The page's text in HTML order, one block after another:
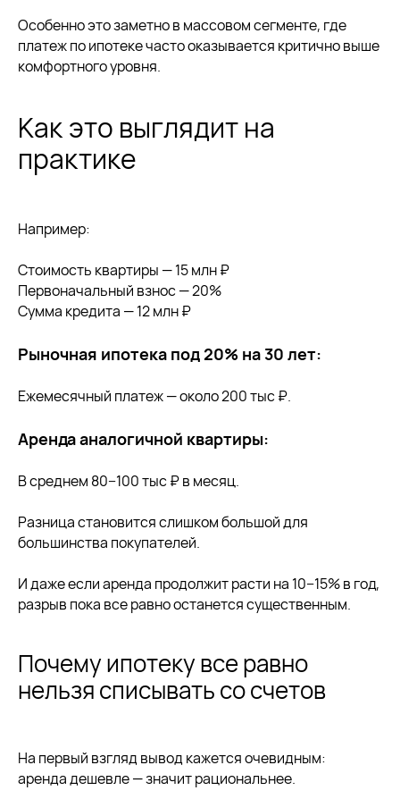
Особенно это заметно в массовом сегменте, где
платеж по ипотеке часто оказывается критично выше
комфортного уровня.
Как это выглядит на
практике
Например:
Стоимость квартиры — 15 млн ₽
Первоначальный взнос — 20%
Сумма кредита — 12 млн ₽
Рыночная ипотека под 20% на 30 лет:
Ежемесячный платеж — около 200 тыс ₽.
Аренда аналогичной квартиры:
В среднем 80−100 тыс ₽ в месяц.
Разница становится слишком большой для
большинства покупателей.
И даже если аренда продолжит расти на 10−15% в год,
разрыв пока все равно останется существенным.
Почему ипотеку все равно
нельзя списывать со счетов
На первый взгляд вывод кажется очевидным:
аренда дешевле — значит рациональнее.